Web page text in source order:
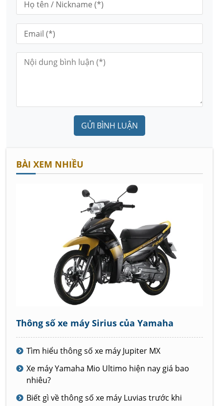
GỬI BÌNH LUẬN
BÀI XEM NHIỀU
Thông số xe máy Sirius của Yamaha
Tìm hiểu thông số xe máy Jupiter MX
Xe máy Yamaha Mio Ultimo hiện nay giá bao
nhiêu?
Biết gì về thông số xe máy Luvias trước khi